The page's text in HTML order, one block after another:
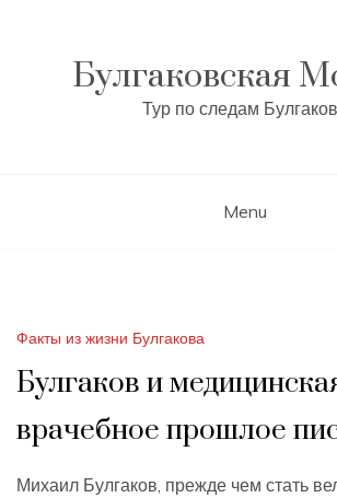
Булгаковская
Тур по следам
Menu
Факты из жизни Булгакова
Булгаков и
врачебное прошлое
Михаил Булгаков, прежде чем стать